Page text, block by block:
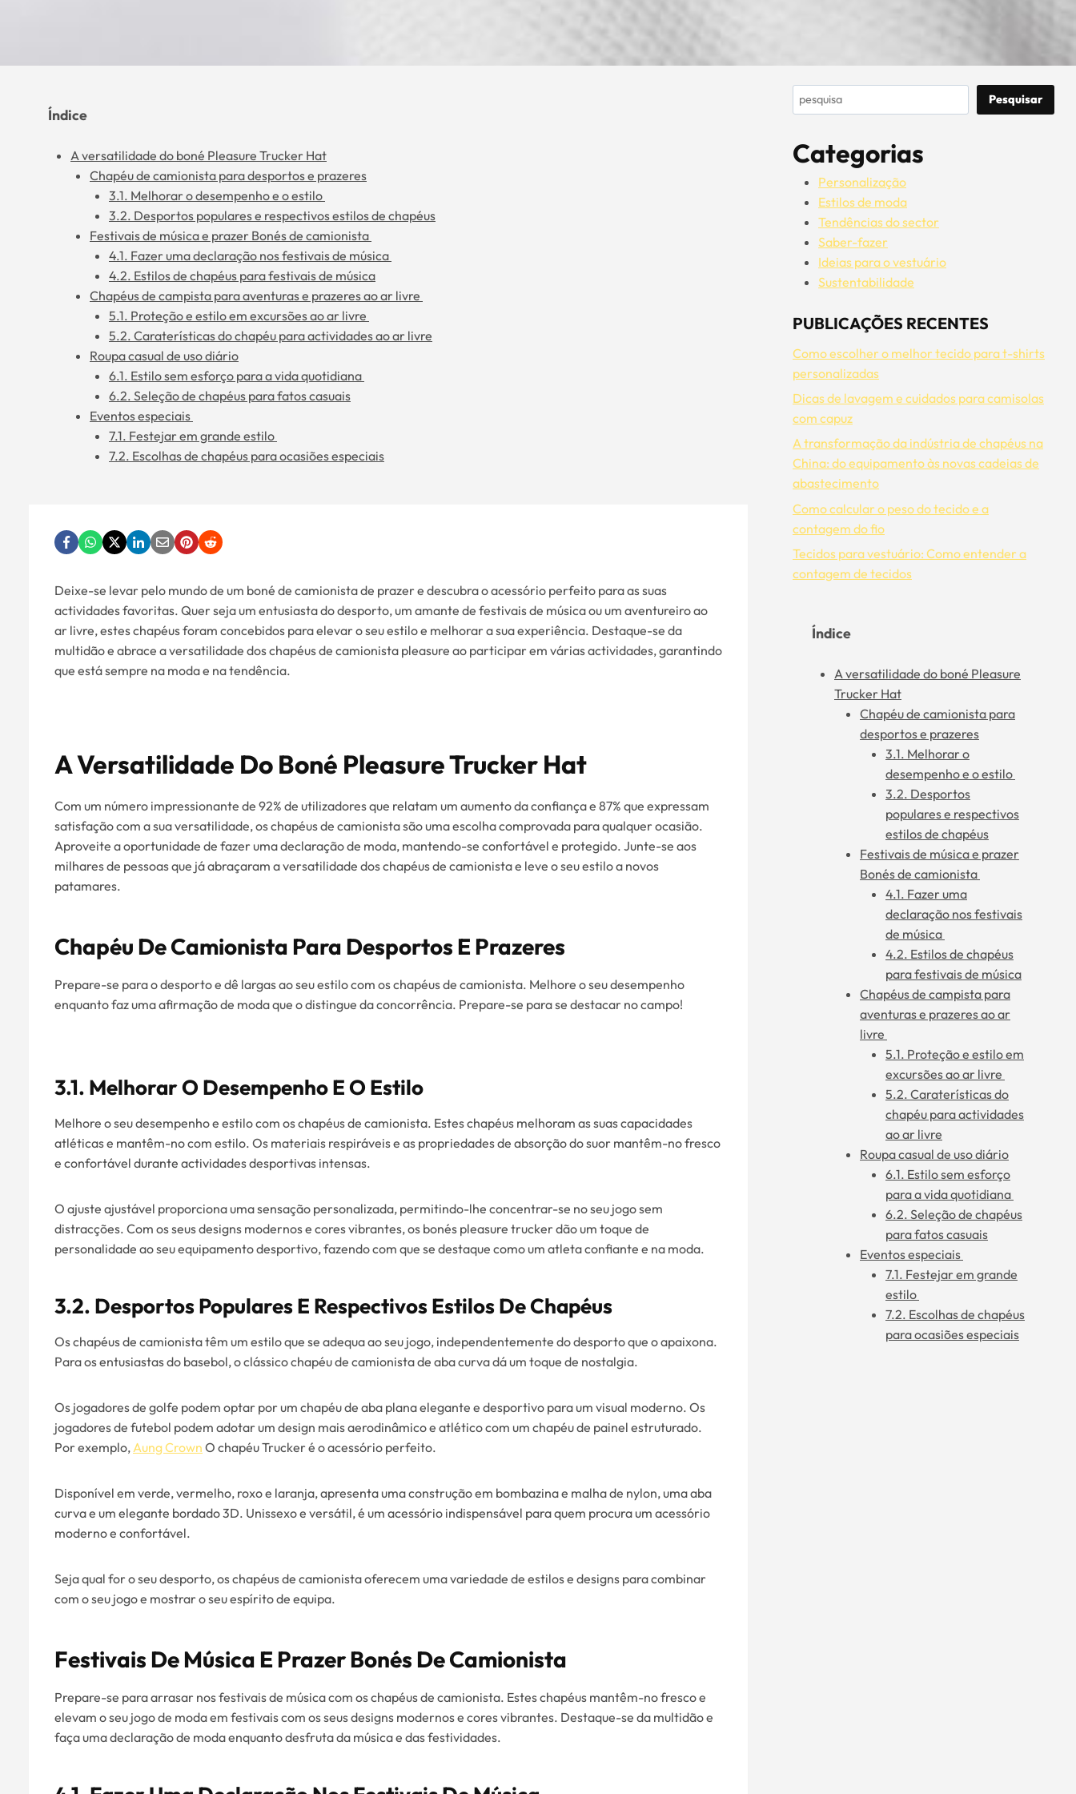
Índice
A versatilidade do boné Pleasure Trucker Hat
Chapéu de camionista para desportos e prazeres
3.1. Melhorar o desempenho e o estilo
3.2. Desportos populares e respectivos estilos de chapéus
Festivais de música e prazer Bonés de camionista
4.1. Fazer uma declaração nos festivais de música
4.2. Estilos de chapéus para festivais de música
Chapéus de campista para aventuras e prazeres ao ar livre
5.1. Proteção e estilo em excursões ao ar livre
5.2. Caraterísticas do chapéu para actividades ao ar livre
Roupa casual de uso diário
6.1. Estilo sem esforço para a vida quotidiana
6.2. Seleção de chapéus para fatos casuais
Eventos especiais
7.1. Festejar em grande estilo
7.2. Escolhas de chapéus para ocasiões especiais
Deixe-se levar pelo mundo de um boné de camionista de prazer e descubra o acessório perfeito para as suas
actividades favoritas. Quer seja um entusiasta do desporto, um amante de festivais de música ou um aventureiro ao
ar livre, estes chapéus foram concebidos para elevar o seu estilo e melhorar a sua experiência. Destaque-se da
multidão e abrace a versatilidade dos chapéus de camionista pleasure ao participar em várias actividades, garantindo
que está sempre na moda e na tendência.
A Versatilidade Do Boné Pleasure Trucker Hat
Com um número impressionante de 92% de utilizadores que relatam um aumento da confiança e 87% que expressam
satisfação com a sua versatilidade, os chapéus de camionista são uma escolha comprovada para qualquer ocasião.
Aproveite a oportunidade de fazer uma declaração de moda, mantendo-se confortável e protegido. Junte-se aos
milhares de pessoas que já abraçaram a versatilidade dos chapéus de camionista e leve o seu estilo a novos
patamares.
Chapéu De Camionista Para Desportos E Prazeres
Prepare-se para o desporto e dê largas ao seu estilo com os chapéus de camionista. Melhore o seu desempenho
enquanto faz uma afirmação de moda que o distingue da concorrência. Prepare-se para se destacar no campo!
3.1. Melhorar O Desempenho E O Estilo
Melhore o seu desempenho e estilo com os chapéus de camionista. Estes chapéus melhoram as suas capacidades
atléticas e mantêm-no com estilo. Os materiais respiráveis e as propriedades de absorção do suor mantêm-no fresco
e confortável durante actividades desportivas intensas.
O ajuste ajustável proporciona uma sensação personalizada, permitindo-lhe concentrar-se no seu jogo sem
distracções. Com os seus designs modernos e cores vibrantes, os bonés pleasure trucker dão um toque de
personalidade ao seu equipamento desportivo, fazendo com que se destaque como um atleta confiante e na moda.
3.2. Desportos Populares E Respectivos Estilos De Chapéus
Os chapéus de camionista têm um estilo que se adequa ao seu jogo, independentemente do desporto que o apaixona.
Para os entusiastas do basebol, o clássico chapéu de camionista de aba curva dá um toque de nostalgia.
Os jogadores de golfe podem optar por um chapéu de aba plana elegante e desportivo para um visual moderno. Os
jogadores de futebol podem adotar um design mais aerodinâmico e atlético com um chapéu de painel estruturado.
Por exemplo,Aung Crown O chapéu Trucker é o acessório perfeito.
Disponível em verde, vermelho, roxo e laranja, apresenta uma construção em bombazina e malha de nylon, uma aba
curva e um elegante bordado 3D. Unissexo e versátil, é um acessório indispensável para quem procura um acessório
moderno e confortável.
Seja qual for o seu desporto, os chapéus de camionista oferecem uma variedade de estilos e designs para combinar
com o seu jogo e mostrar o seu espírito de equipa.
Festivais De Música E Prazer Bonés De Camionista
Prepare-se para arrasar nos festivais de música com os chapéus de camionista. Estes chapéus mantêm-no fresco e
elevam o seu jogo de moda em festivais com os seus designs modernos e cores vibrantes. Destaque-se da multidão e
faça uma declaração de moda enquanto desfruta da música e das festividades.
Pesquisar Pesquisar
Categorias
Personalização
Estilos de moda
Tendências do sector
Saber-fazer
Ideias para o vestuário
Sustentabilidade
PUBLICAÇÕES RECENTES
Como escolher o melhor tecido para t-shirts
personalizadas
Dicas de lavagem e cuidados para camisolas
com capuz
A transformação da indústria de chapéus na
China: do equipamento às novas cadeias de
abastecimento
Como calcular o peso do tecido e a
contagem do fio
Tecidos para vestuário: Como entender a
contagem de tecidos
Índice
A versatilidade do boné Pleasure
Trucker Hat
Chapéu de camionista para
desportos e prazeres
3.1. Melhorar o
desempenho e o estilo
3.2. Desportos
populares e respectivos
estilos de chapéus
Festivais de música e prazer
Bonés de camionista
4.1. Fazer uma
declaração nos festivais
de música
4.2. Estilos de chapéus
para festivais de música
Chapéus de campista para
aventuras e prazeres ao ar
livre
5.1. Proteção e estilo em
excursões ao ar livre
5.2. Caraterísticas do
chapéu para actividades
ao ar livre
Roupa casual de uso diário
6.1. Estilo sem esforço
para a vida quotidiana
6.2. Seleção de chapéus
para fatos casuais
Eventos especiais
7.1. Festejar em grande
estilo
7.2. Escolhas de chapéus
para ocasiões especiais